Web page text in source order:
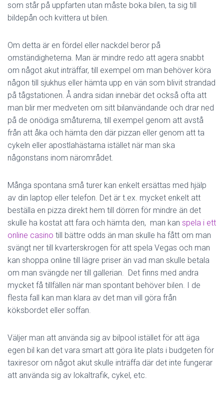
som står på uppfarten utan måste boka bilen, ta sig till
bildepån och kvittera ut bilen.
Om detta är en fördel eller nackdel beror på
omständigheterna. Man är mindre redo att agera snabbt
om något akut inträffar, till exempel om man behöver köra
någon till sjukhus eller hämta upp en vän som blivit strandad
på tågstationen. Å andra sidan innebär det också ofta att
man blir mer medveten om sitt bilanvändande och drar ned
på de onödiga småturerna, till exempel genom att avstå
från att åka och hämta den där pizzan eller genom att ta
cykeln eller apostlahästarna istället när man ska
någonstans inom närområdet.
Många spontana små turer kan enkelt ersättas med hjälp
av din laptop eller telefon. Det är t.ex. mycket enkelt att
beställa en pizza direkt hem till dörren för mindre än det
skulle ha kostat att fara och hämta den, man kan spela i ett
online casino till bättre odds än man skulle ha fått om man
svängt ner till kvarterskrogen för att spela Vegas och man
kan shoppa online till lägre priser än vad man skulle betala
om man svängde ner till gallerian. Det finns med andra
mycket få tillfällen när man spontant behöver bilen. I de
flesta fall kan man klara av det man vill göra från
köksbordet eller soffan.
Väljer man att använda sig av bilpool istället för att äga
egen bil kan det vara smart att göra lite plats i budgeten för
taxiresor om något akut skulle inträffa där det inte fungerar
att använda sig av lokaltrafik, cykel, etc.